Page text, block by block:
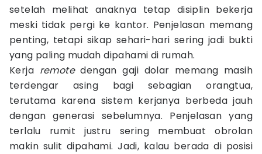
setelah melihat anaknya tetap disiplin bekerja
meski tidak pergi ke kantor. Penjelasan memang
penting, tetapi sikap sehari-hari sering jadi bukti
yang paling mudah dipahami di rumah.
Kerja remotedengan gaji dolar memang masih
terdengar asing bagi sebagian orangtua,
terutama karena sistem kerjanya berbeda jauh
dengan generasi sebelumnya. Penjelasan yang
terlalu rumit justru sering membuat obrolan
makin sulit dipahami. Jadi, kalau berada di posisi